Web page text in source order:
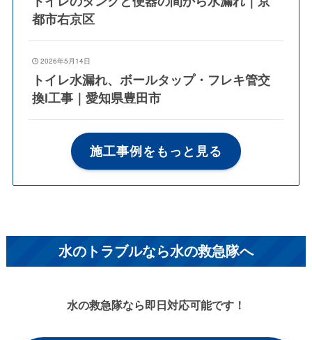
都市右京区
2026年5月14日
トイレ水漏れ、ボールタップ・フレキ管交
換l工事｜愛知県豊田市
施工事例をもっと見る
水のトラブルなら水の救急隊へ
水の救急隊なら即日対応可能です！